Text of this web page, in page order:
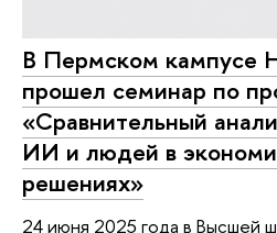
В Пермском
прошел семинар по
«Сравнительный
ИИ и людей в
решениях»
24 июня 2025 года в Высшей